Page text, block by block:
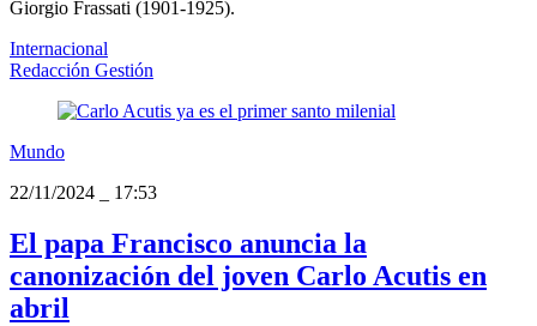
Giorgio Frassati (1901-1925).
Internacional
Redacción Gestión
Mundo
22/11/2024
17:53
El papa Francisco anuncia la
canonización del joven Carlo Acutis en
abril